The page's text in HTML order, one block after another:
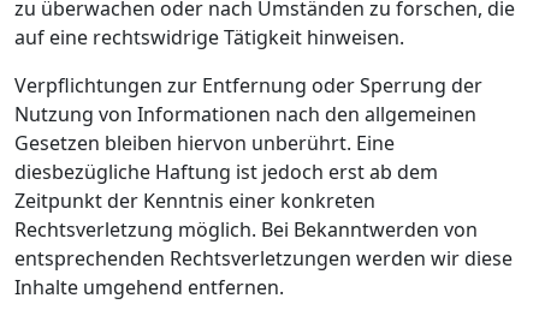
zu überwachen oder nach Umständen zu forschen, die
auf eine rechtswidrige Tätigkeit hinweisen.
Verpflichtungen zur Entfernung oder Sperrung der
Nutzung von Informationen nach den allgemeinen
Gesetzen bleiben hiervon unberührt. Eine
diesbezügliche Haftung ist jedoch erst ab dem
Zeitpunkt der Kenntnis einer konkreten
Rechtsverletzung möglich. Bei Bekanntwerden von
entsprechenden Rechtsverletzungen werden wir diese
Inhalte umgehend entfernen.